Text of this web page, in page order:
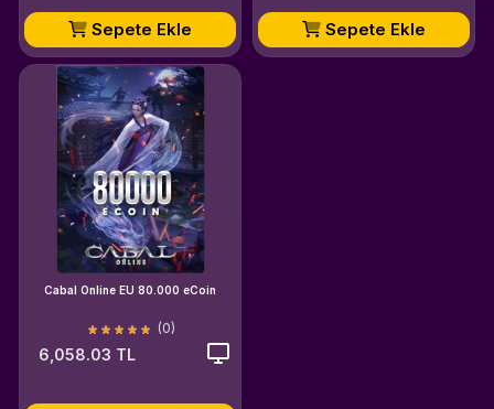
Sepete Ekle Sepete Ekle
Cabal Online EU 80.000 eCoin
(0)
6,058.03 TL